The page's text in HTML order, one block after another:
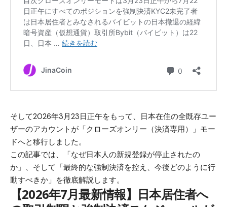
そして2026年3月23日正午をもって、日本在住の全既存ユー
ザーのアカウントが「クローズオンリー（決済専用）」モー
ドへと移行しました。
この記事では、「なぜ日本人の新規登録が停止されたの
か」、そして「最終的な強制決済を控え、今後どのように行
動すべきか」を徹底解説します。
【2026年7月最新情報】日本居住者へ